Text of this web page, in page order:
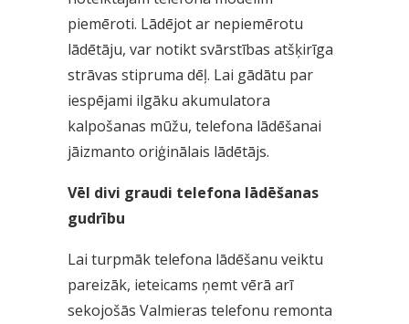
piemēroti. Lādējot ar nepiemērotu
lādētāju, var notikt svārstības atšķirīga
strāvas stipruma dēļ. Lai gādātu par
iespējami ilgāku akumulatora
kalpošanas mūžu, telefona lādēšanai
jāizmanto oriģinālais lādētājs.
Vēl divi graudi telefona lādēšanas
gudrību
Lai turpmāk telefona lādēšanu veiktu
pareizāk, ieteicams ņemt vērā arī
sekojošās Valmieras telefonu remonta